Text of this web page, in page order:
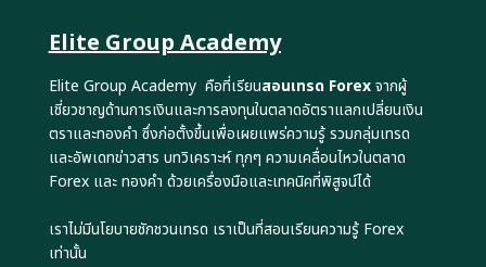
Elite Group Academy
Elite Group Academy คือที่เรียนสอนเทรด Forexจากผู้
เชี่ยวชาญด้านการเงินและการลงทุนในตลาดอัตราแลกเปลี่ยนเงิน
ตราและทองคำ ซึ่งก่อตั้งขึ้นเพื่อเผยแพร่ความรู้ รวมกลุ่มเทรด
และอัพเดทข่าวสาร บทวิเคราะห์ ทุกๆ ความเคลื่อนไหวในตลาด
Forex และ ทองคำ ด้วยเครื่องมือและเทคนิคที่พิสูจน์ได้
เราไม่มีนโยบายชักชวนเทรด เราเป็นที่สอนเรียนความรู้ Forex
เท่านั้น